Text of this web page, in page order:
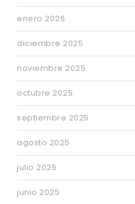
enero 2026
diciembre 2025
noviembre 2025
octubre 2025
septiembre 2025
agosto 2025
julio 2025
junio 2025